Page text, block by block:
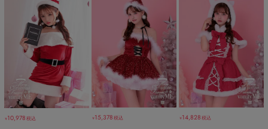
￥10,978税込 ￥15,378税込 ￥14,828税込